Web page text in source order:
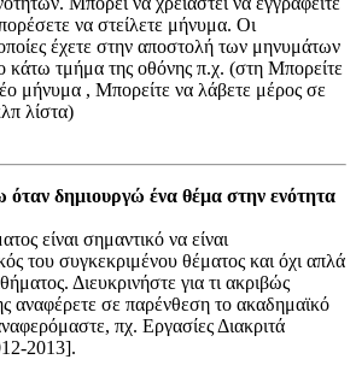
να στείλετε μήνυμα. Οι
οποίες έχετε στην αποστολή των μηνυμάτων
κάτω τμήμα της οθόνης π.χ. (στη Μπορείτε
μήνυμα , Μπορείτε να λάβετε μέρος σε
λίστα)
όταν δημιουργώ ένα θέμα στην ενότητα
είναι σημαντικό να είναι
του συγκεκριμένου θέματος και όχι απλά
Διευκρινήστε για τι ακριβώς
αναφέρετε σε παρένθεση το ακαδημαϊκό
πχ. Εργασίες Διακριτά
2013].